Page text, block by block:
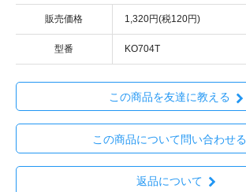
販売価格 1,320円(税120円)
型番 KO704T
この商品を友達に教える
この商品について問い合わせる
返品について